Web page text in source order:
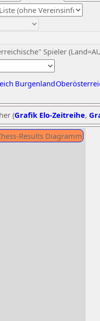
Spieler
Burgenland
(Grafik Elo-Zeitreihe,